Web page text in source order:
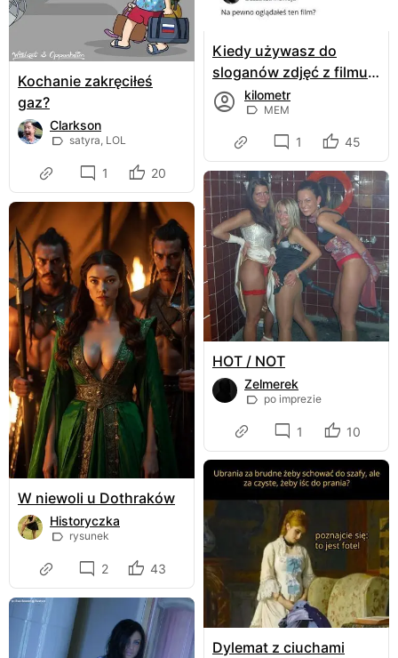
Kochanie zakręciłeś
gaz?
Clarkson
satyra, LOL
1 20
Kiedy używasz do
sloganów zdjęć z filmu
"Uciekaj"
kilometr
MEM
1 45
W niewoli u Dothraków
Historyczka
rysunek
2 43
HOT / NOT
Zelmerek
po imprezie
1 10
Dylemat z ciuchami